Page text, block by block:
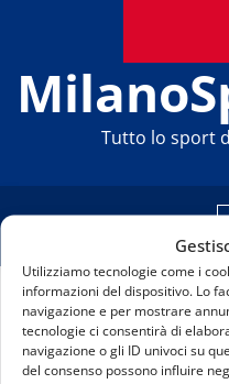
Utilizziamo tecnologie come i
informazioni del dispositivo. Lo
navigazione e per mostrare
tecnologie ci consentirà di
navigazione o gli ID univoci su
del consenso possono influire
Tutto lo sport
Home
Hockey in linea:
dominano, Legnaro